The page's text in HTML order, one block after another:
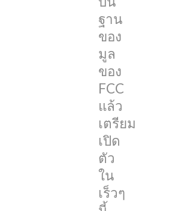
ฐาน
ของ
มูล
ของ
FCC
แล้ว
เตรียม
เปิด
ตัว
ใน
เร็วๆ
โดย
หาก
อุปกรณ์
ไหน
โผล่
บน
ฐาน
ข้อมูล
FCC